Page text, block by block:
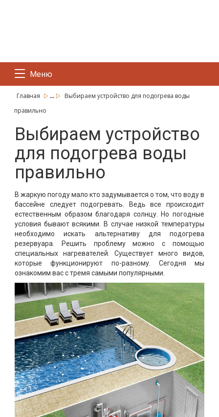
Меню
Главная ...
Выбираем устройство для подогрева воды
правильно
Выбираем устройство
для подогрева воды
правильно
В жаркую погоду мало кто задумывается о том, что воду в
бассейне следует подогревать. Ведь все происходит
естественным образом благодаря солнцу. Но погодные
условия бывают всякими. В случае низкой температуры
необходимо искать альтернативу для подогрева
резервуара. Решить проблему можно с помощью
специальных нагревателей. Существует много видов,
которые функционируют по-разному. Сегодня мы
ознакомим вас с тремя самыми популярными.